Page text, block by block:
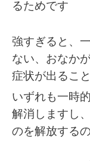
るためです
強すぎると、
ない、おなか
症状が出るこ
いずれも一時
解消しますし
のを解放する